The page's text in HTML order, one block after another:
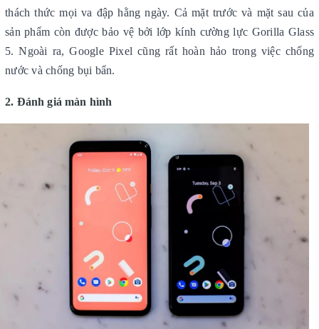
thách thức mọi va đập hằng ngày. Cả mặt trước và mặt sau của
sản phẩm còn được bảo vệ bởi lớp kính cường lực Gorilla Glass
5. Ngoài ra, Google Pixel cũng rất hoàn hảo trong việc chống
nước và chống bụi bẩn.
2. Đánh giá màn hình